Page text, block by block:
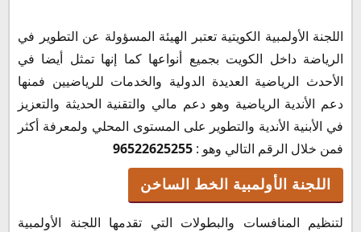
اللجنة الأولمبية الكويتية تعتبر الهيئة المسؤولة عن التطوير في
الرياضة داخل الكويت بجميع أنواعها كما إنها تمثل أيضا في
الأحدث الرياضية العديدة الدولية والخدمات للرياضيين فمنها
دعم الأندية الرياضية وهو دعم مالي والتقنية الحديثة والتعزيز
في الأبنية الأندية والتطوير على المستوى المحلي ولمعرفة أكثر
فمن خلال الرقم التالي وهو : 96522625255
اللجنة الأولمبية الخط الساخن
لتنظيم المنافسات والبطولات التي تقدمها اللجنة الأولمبية